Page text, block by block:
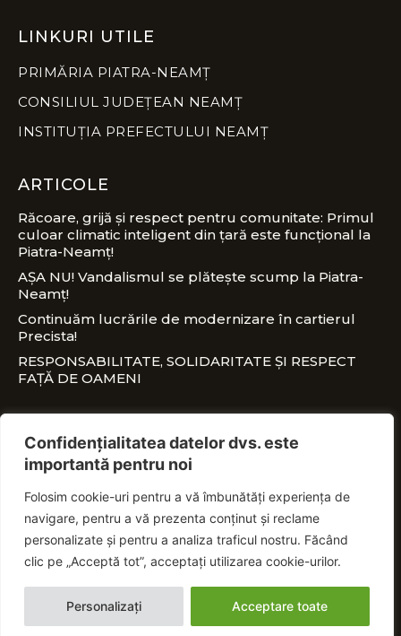
Confidențialitatea datelor dvs. este
importantă pentru noi
Folosim cookie-uri pentru a vă îmbunătăți experiența de
navigare, pentru a vă prezenta conținut și reclame
personalizate și pentru a analiza traficul nostru. Făcând
clic pe „Acceptă tot”, acceptați utilizarea cookie-urilor.
Personalizați Acceptare toate
LINKURI UTILE
PRIMĂRIA PIATRA-NEAMȚ
CONSILIUL JUDEȚEAN NEAMȚ
INSTITUȚIA PREFECTULUI NEAMȚ
ARTICOLE
Răcoare, grijă și respect pentru comunitate: Primul
culoar climatic inteligent din țară este funcțional la
Piatra-Neamț!
AȘA NU! Vandalismul se plătește scump la Piatra-
Neamț!
Continuăm lucrările de modernizare în cartierul
Precista!
RESPONSABILITATE, SOLIDARITATE ȘI RESPECT
FAȚĂ DE OAMENI
CONTACT
office@nitaadrian.ro
0728 460 750
PSD Piatra-Neamț, Piața Ștefan cel Mare, nr.